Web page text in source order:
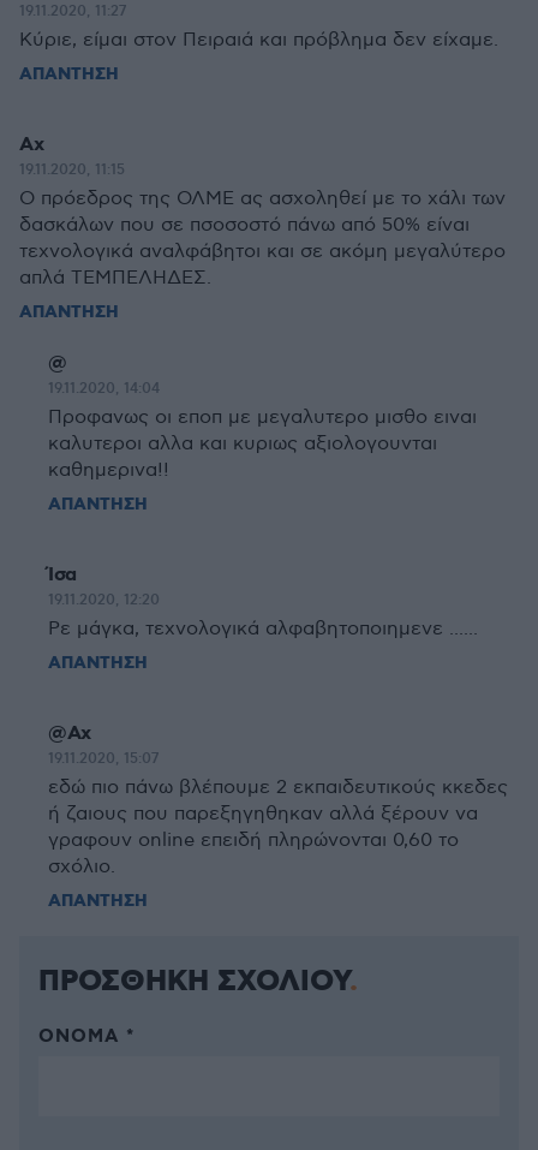
19.11.2020, 11:27
Κύριε, είμαι στον Πειραιά και πρόβλημα δεν είχαμε.
ΑΠΑΝΤΗΣΗ
Ax
19.11.2020, 11:15
Ο πρόεδρος της ΟΛΜΕ ας ασχοληθεί με το χάλι των
δασκάλων που σε πσοσοστό πάνω από 50% είναι
τεχνολογικά αναλφάβητοι και σε ακόμη μεγαλύτερο
απλά ΤΕΜΠΕΛΗΔΕΣ.
ΑΠΑΝΤΗΣΗ
@
19.11.2020, 14:04
Προφανως οι εποπ με μεγαλυτερο μισθο ειναι
καλυτεροι αλλα και κυριως αξιολογουνται
καθημερινα!!
ΑΠΑΝΤΗΣΗ
Ίσα
19.11.2020, 12:20
Ρε μάγκα, τεχνολογικά αλφαβητοποιημενε ......
ΑΠΑΝΤΗΣΗ
@Αχ
19.11.2020, 15:07
εδώ πιο πάνω βλέπουμε 2 εκπαιδευτικούς κκεδες
ή ζαιους που παρεξηγηθηκαν αλλά ξέρουν να
γραφουν online επειδή πληρώνονται 0,60 το
σχόλιο.
ΑΠΑΝΤΗΣΗ
ΠΡΟΣΘΗΚΗ ΣΧΟΛΙΟΥ
ΌΝΟΜΑ *